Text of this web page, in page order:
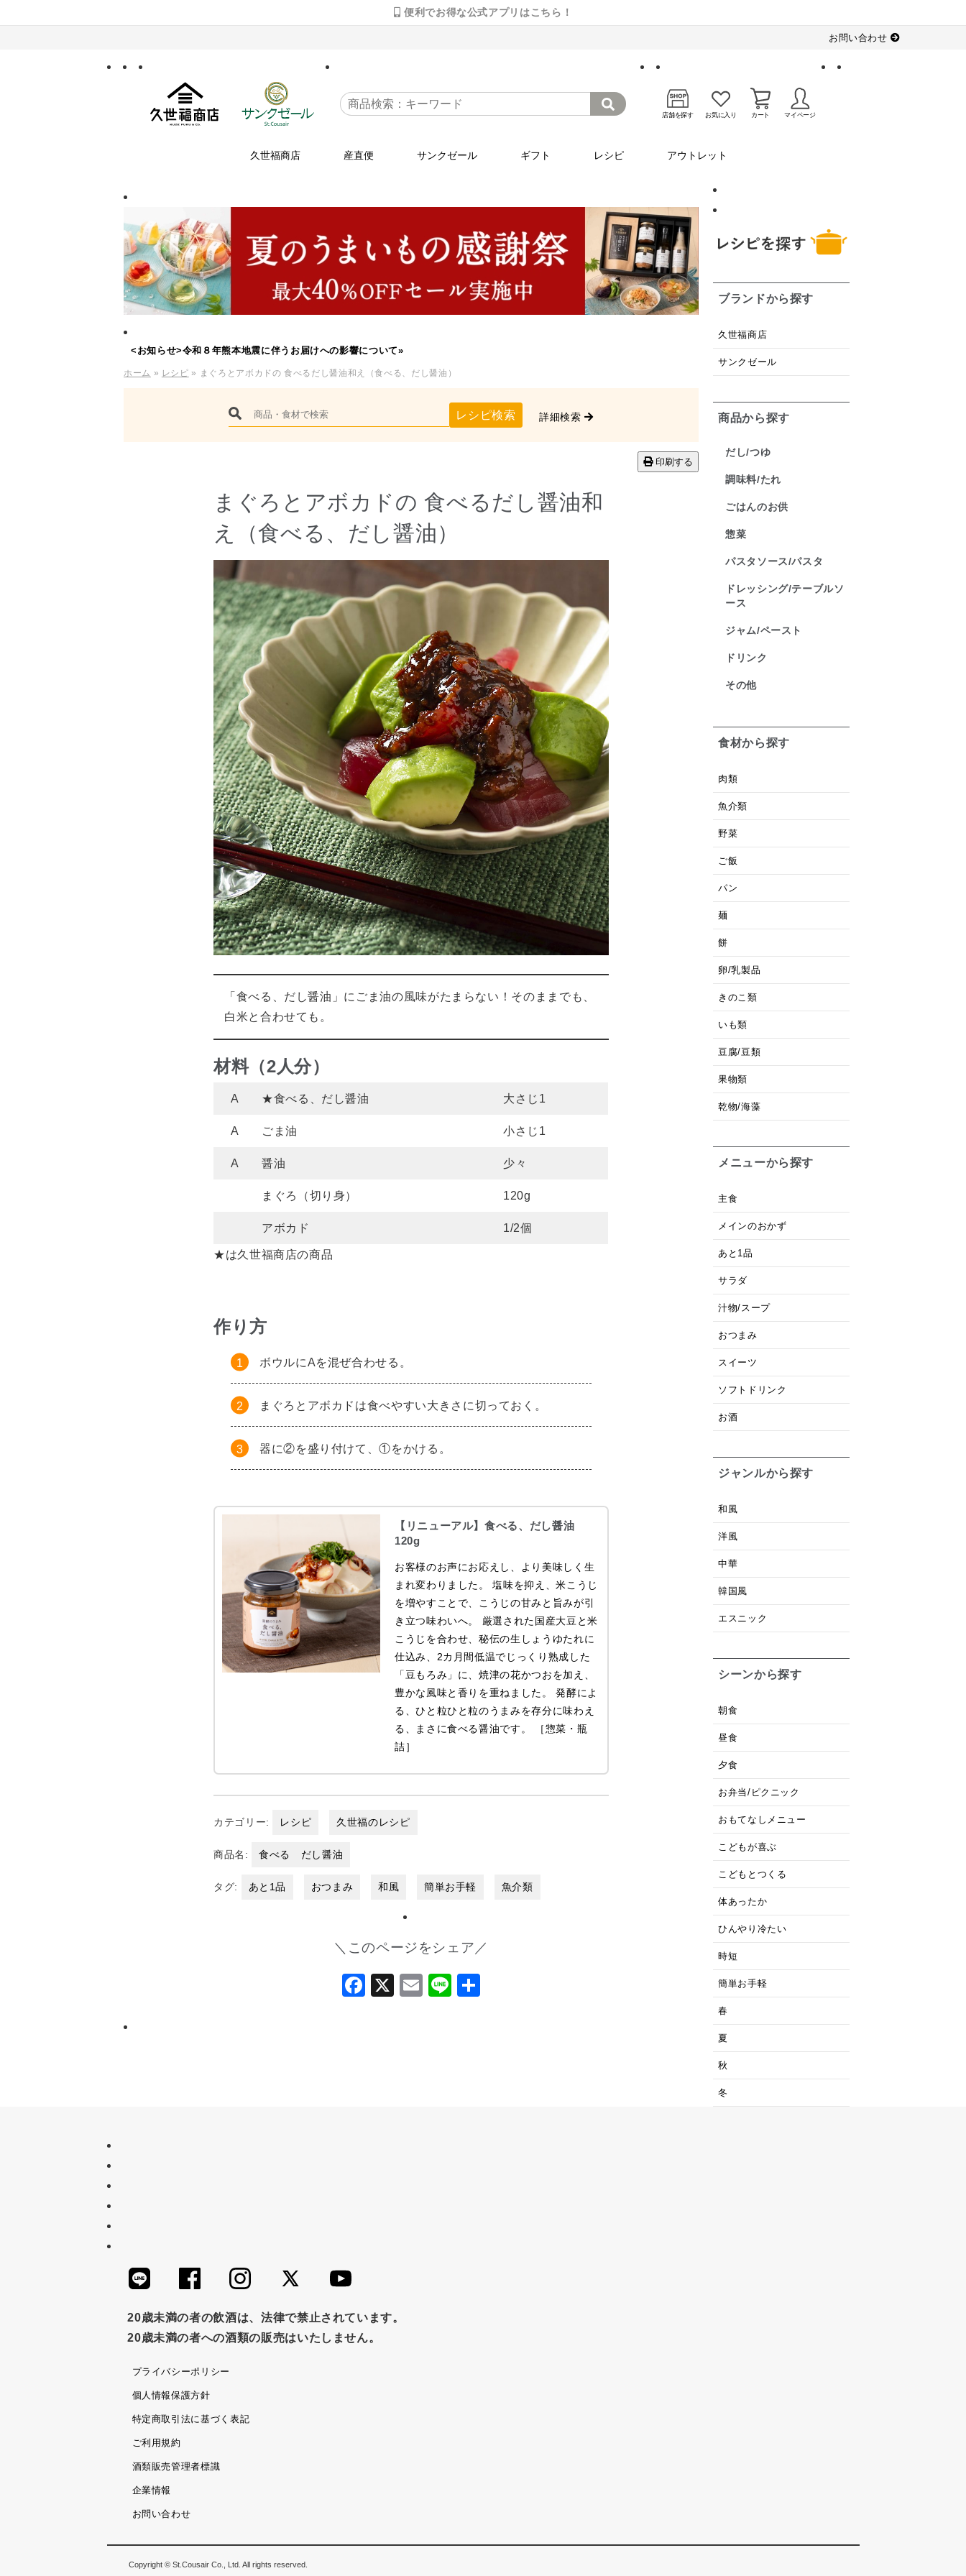
便利でお得な公式アプリはこちら！
お問い合わせ
店舗を探す お気に入り カート マイページ
久世福商店 産直便 サンクゼール ギフト レシピ アウトレット
<お知らせ>令和８年熊本地震に伴うお届けへの影響について»
ホーム » レシピ » まぐろとアボカドの 食べるだし醤油和え（食べる、だし醤油）
レシピ検索 詳細検索
印刷する
まぐろとアボカドの 食べるだし醤油和
え（食べる、だし醤油）
「食べる、だし醤油」にごま油の風味がたまらない！そのままでも、
白米と合わせても。
材料（2人分）
A ★食べる、だし醤油 大さじ1
A ごま油 小さじ1
A 醤油 少々
まぐろ（切り身） 120g
アボカド 1/2個
★は久世福商店の商品
作り方
ボウルにAを混ぜ合わせる。
まぐろとアボカドは食べやすい大きさに切っておく。
器に②を盛り付けて、①をかける。
【リニューアル】食べる、だし醤油
120g
お客様のお声にお応えし、より美味しく生
まれ変わりました。 塩味を抑え、米こうじ
を増やすことで、こうじの甘みと旨みが引
き立つ味わいへ。 厳選された国産大豆と米
こうじを合わせ、秘伝の生しょうゆたれに
仕込み、2カ月間低温でじっくり熟成した
「豆もろみ」に、焼津の花かつおを加え、
豊かな風味と香りを重ねました。 発酵によ
る、ひと粒ひと粒のうまみを存分に味わえ
る、まさに食べる醤油です。 ［惣菜・瓶
詰］
カテゴリー: レシピ 久世福のレシピ
商品名: 食べる だし醤油
タグ: あと1品 おつまみ 和風 簡単お手軽 魚介類
＼このページをシェア／
Facebook
X Email
Line
ブランドから探す
久世福商店
サンクゼール
商品から探す
だし/つゆ
調味料/たれ
ごはんのお供
惣菜
パスタソース/パスタ
ドレッシング/テーブルソ
ース
ジャム/ペースト
ドリンク
その他
食材から探す
肉類
魚介類
野菜
ご飯
パン
麺
餅
卵/乳製品
きのこ類
いも類
豆腐/豆類
果物類
乾物/海藻
メニューから探す
主食
メインのおかず
あと1品
サラダ
汁物/スープ
おつまみ
スイーツ
ソフトドリンク
お酒
ジャンルから探す
和風
洋風
中華
韓国風
エスニック
シーンから探す
朝食
昼食
夕食
お弁当/ピクニック
おもてなしメニュー
こどもが喜ぶ
こどもとつくる
体あったか
ひんやり冷たい
時短
簡単お手軽
春
夏
秋
冬
20歳未満の者の飲酒は、法律で禁止されています。
20歳未満の者への酒類の販売はいたしません。
プライバシーポリシー
個人情報保護方針
特定商取引法に基づく表記
ご利用規約
酒類販売管理者標識
企業情報
お問い合わせ
Copyright © St.Cousair Co., Ltd. All rights reserved.